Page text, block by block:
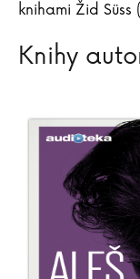
knihami Žid
Knihy